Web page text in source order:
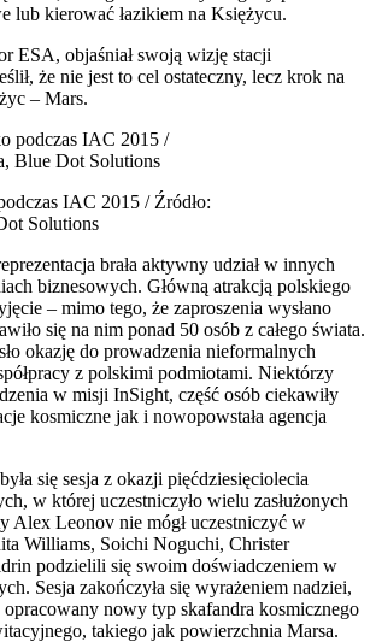
lub kierować łazikiem na Księżycu.
ESA, objaśniał swoją wizję stacji
że nie jest to cel ostateczny, lecz krok na
– Mars.
IAC 2015 / Źródło:
Solutions
brała aktywny udział w innych
biznesowych. Główną atrakcją polskiego
– mimo tego, że zaproszenia wysłano
się na nim ponad 50 osób z całego świata.
okazję do prowadzenia nieformalnych
z polskimi podmiotami. Niektórzy
w misji InSight, część osób ciekawiły
kosmiczne jak i nowopowstała agencja
się sesja z okazji pięćdziesięciolecia
w której uczestniczyło wielu zasłużonych
Alex Leonov nie mógł uczestniczyć w
Williams, Soichi Noguchi, Christer
podzielili się swoim doświadczeniem w
Sesja zakończyła się wyrażeniem nadziei,
opracowany nowy typ skafandra kosmicznego
takiego jak powierzchnia Marsa.